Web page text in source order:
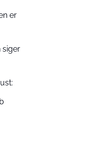
er
siger